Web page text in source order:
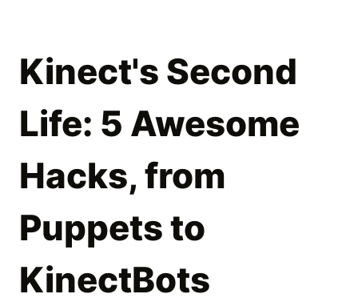
Kinect's Second
Life: 5 Awesome
Hacks, from
Puppets to
KinectBots